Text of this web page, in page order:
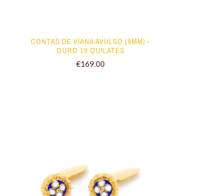
CONTAS DE VIANA AVULSO (8MM) -
OURO 19 QUILATES
€169.00